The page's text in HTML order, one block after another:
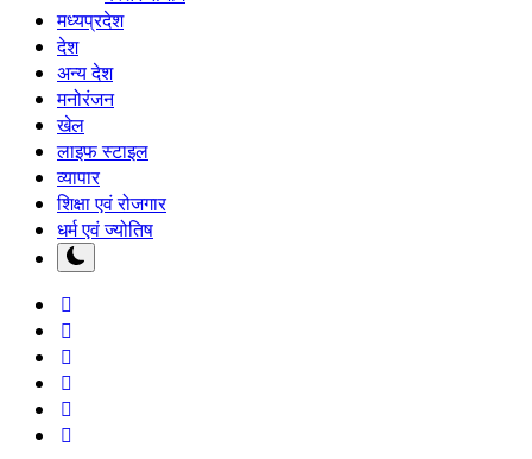
मध्यप्रदेश
देश
अन्य देश
मनोरंजन
खेल
लाइफ स्टाइल
व्यापार
शिक्षा एवं रोजगार
धर्म एवं ज्योतिष